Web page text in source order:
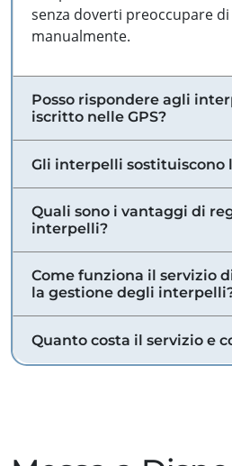
senza doverti preoccupare
manualmente.
Posso rispondere agli
iscritto nelle GPS?
Gli interpelli sostituiscono
Quali sono i vantaggi di
interpelli?
Come funziona il servizio
la gestione degli
Quanto costa il servizio e